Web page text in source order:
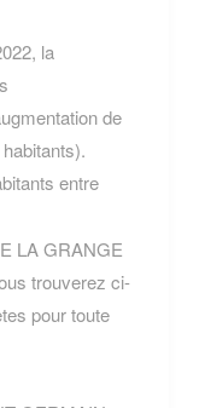
la
de
entre
LA GRANGE
trouverez ci-
pour toute